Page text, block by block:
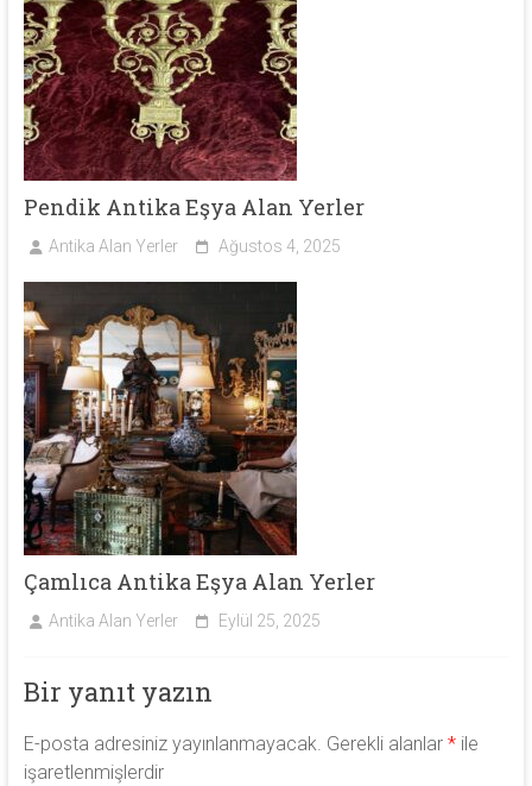
Pendik Antika Eşya Alan Yerler
Antika Alan Yerler Ağustos 4, 2025
Çamlıca Antika Eşya Alan Yerler
Antika Alan Yerler Eylül 25, 2025
Bir yanıt yazın
E-posta adresiniz yayınlanmayacak. Gerekli alanlar *ile
işaretlenmişlerdir